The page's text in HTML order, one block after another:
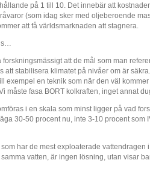
på 1 till 10. Det innebär att
(som idag sker med oljeberoende
att få världsmarknaden att stagnera.
att de mål som man
att stabilisera klimatet på nivåer om är
exempel en teknik som när den väl
måste fasa BORT kolkraften, inget annat
i en skala som minst ligger på vad
30-50 procent nu, inte 3-10 procent som
har de mest exploaterade vattendragen
vatten, är ingen lösning, utan visar